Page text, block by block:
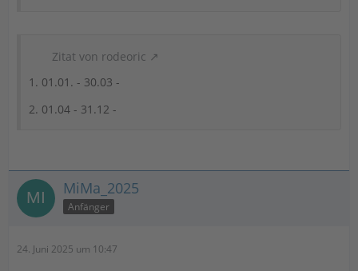
Zitat von rodeoric
1. 01.01. - 30.03 -
2. 01.04 - 31.12 -
MiMa_2025
Anfänger
24. Juni 2025 um 10:47